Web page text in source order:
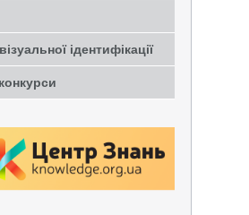
ідентифікації